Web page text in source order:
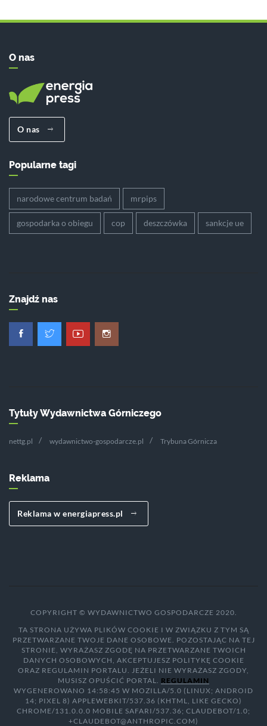
O nas
O nas
Popularne tagi
narodowe centrum badań mrpips
gospodarka o obiegu cop deszczówka sankcje ue
Znajdź nas
Tytuły Wydawnictwa Górniczego
nettg.pl wydawnictwo-gospodarcze.pl Trybuna Górnicza
Reklama
Reklama w energiapress.pl
COPYRIGHT © WYDAWNICTWO GOSPODARCZE 2020.
TA STRONA UŻYWA PLIKÓW COOKIE I W ZWIĄZKU Z TYM SĄ
PRZETWARZANE TWOJE DANE OSOBOWE. POZOSTAJĄC NA TEJ
STRONIE, WYRAŻASZ ZGODĘ NA PRZETWARZANE TWOICH
DANYCH OSOBOWYCH, AKCEPTUJESZ POLITYKĘ COOKIE
ORAZ REGULAMIN PORTALU. JEŻELI NIE WYRAŻASZ ZGODY,
MUSISZ OPUŚCIĆ PORTAL. REGULAMIN
WYGENEROWANO 14:58:45 W MOZILLA/5.0 (LINUX; ANDROID
14; PIXEL 8) APPLEWEBKIT/537.36 (KHTML, LIKE GECKO)
CHROME/131.0.0.0 MOBILE SAFARI/537.36; CLAUDEBOT/1.0;
+CLAUDEBOT@ANTHROPIC.COM)